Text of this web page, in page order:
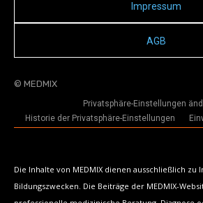
Impressum
AGB
© MEDMIX
Privatsphäre-Einstellungen
Historie der Privatsphäre-Einstellungen
Die Inhalte von MEDMIX dienen ausschließlich zu
Bildungszwecken. Die Beiträge der MEDMIX-